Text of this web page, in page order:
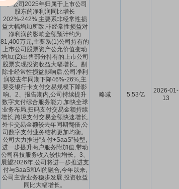
1、公司2025年归属于上市公司
股东的净利润同比增长
202%-242%,主要系非经常性损
益大幅增加所致,非经常性损益对
净利润的影响金额预计约为
81,400万元,主要系(1)公司持有的
上市公司股票资产公允价值变动
增加;(2)出售部分持有的上市公司
股票实现投资收益大幅增长。剔
除非经常性损益影响后,公司净利
润较去年同期下降46%-26%,主
要受银行卡支付交易规模下降影
响。2、报告期内,公司持续提升
数字支付综合服务能力,加快全球
业务布局,扫码支付交易金额持续
增长,跨境支付交易金额快速增长,
外卡交易金额较去年同期翻倍,公
司数字支付业务结构更加均衡。
公司大力推进“支付+SaaS”转型,
进一步提升商户服务附加值,带动
公司科技服务收入较快增长。3、
展望2026年,公司将进一步推进支
付与SaaS和AI的融合,今年以来,
公司主营业务稳步发展,投资收益
同比大幅增长。
略减 5.53亿
2026-01-
13